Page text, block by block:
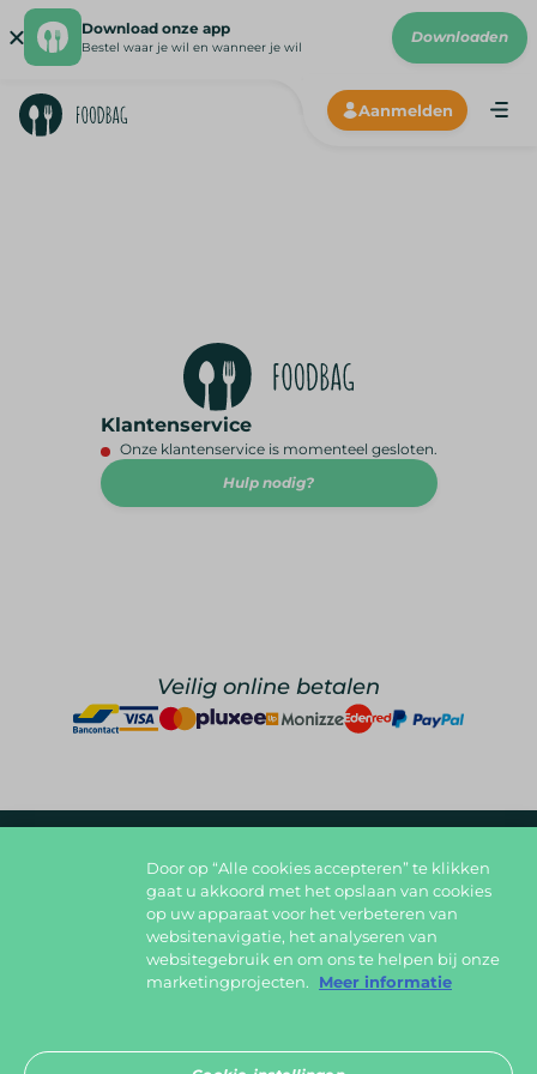
Aanmelden
Download onze app
Bestel waar je wil en wanneer je wil
Downloaden
Klantenservice
Onze klantenservice is momenteel gesloten.
Hulp nodig?
Veilig online betalen
foodlover@foodbag.be 09 298 05 10
Deel jouw gerechten op
Door op “Alle cookies accepteren” te klikken
gaat u akkoord met het opslaan van cookies
op uw apparaat voor het verbeteren van
websitenavigatie, het analyseren van
websitegebruik en om ons te helpen bij onze
marketingprojecten.
Meer informatie